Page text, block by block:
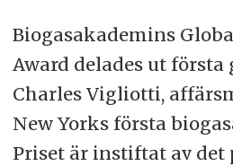
Biogasakademins
Award delades ut första
Charles Vigliotti,
New Yorks första
Priset är instiftat av det